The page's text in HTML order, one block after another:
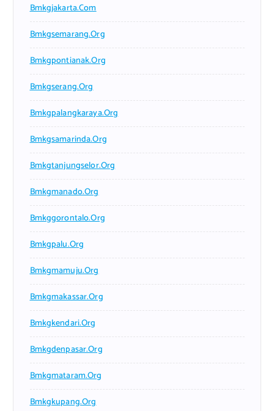
Bmkgjakarta.com
Bmkgsemarang.org
Bmkgpontianak.org
Bmkgserang.org
Bmkgpalangkaraya.org
Bmkgsamarinda.org
Bmkgtanjungselor.org
Bmkgmanado.org
Bmkggorontalo.org
Bmkgpalu.org
Bmkgmamuju.org
Bmkgmakassar.org
Bmkgkendari.org
Bmkgdenpasar.org
Bmkgmataram.org
Bmkgkupang.org